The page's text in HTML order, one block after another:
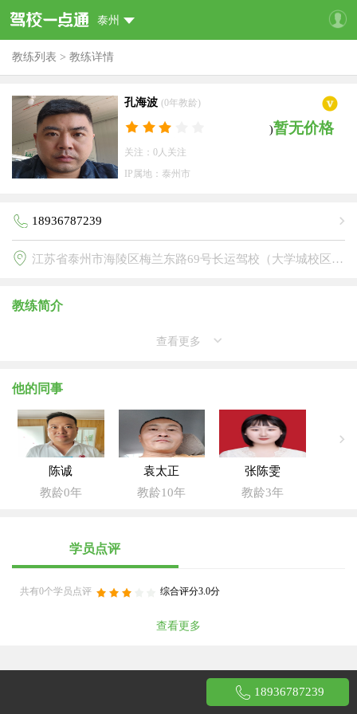
泰州
教练列表 > 教练详情
孔海波 (0年教龄)
)暂无价格
关注：0人关注
IP属地：泰州市
18936787239
江苏省泰州市海陵区梅兰东路69号长运驾校（大学城校区）(长运驾校)
教练简介
查看更多
他的同事
陈诚
教龄0年
袁太正
教龄10年
张陈雯
教龄3年
学员点评
共有0个学员点评 综合评分3.0分
查看更多
18936787239